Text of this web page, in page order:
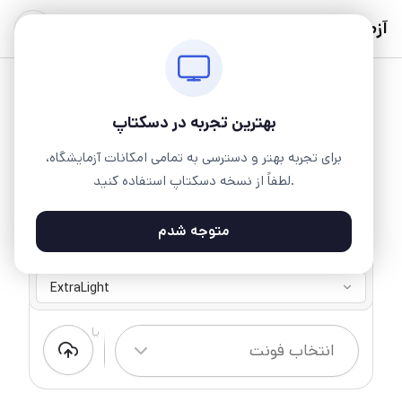
بهترین تجربه در دسکتاپ
برای تجربه بهتر و دسترسی به تمامی امکانات آزمایشگاه،
لطفاً از نسخه دسکتاپ استفاده کنید.
متوجه شدم
آزمایشگاه
7 وزن ۱ سبک